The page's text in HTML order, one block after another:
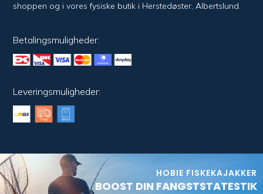
shoppen og i vores fysiske butik i Her­sted­øster, Alberts­lund.
Betalingsmuligheder:
Leveringsmuligheder:
HOBIE FISKEKAJAKKER
BOOST DIN FANGSTSTATESTIK